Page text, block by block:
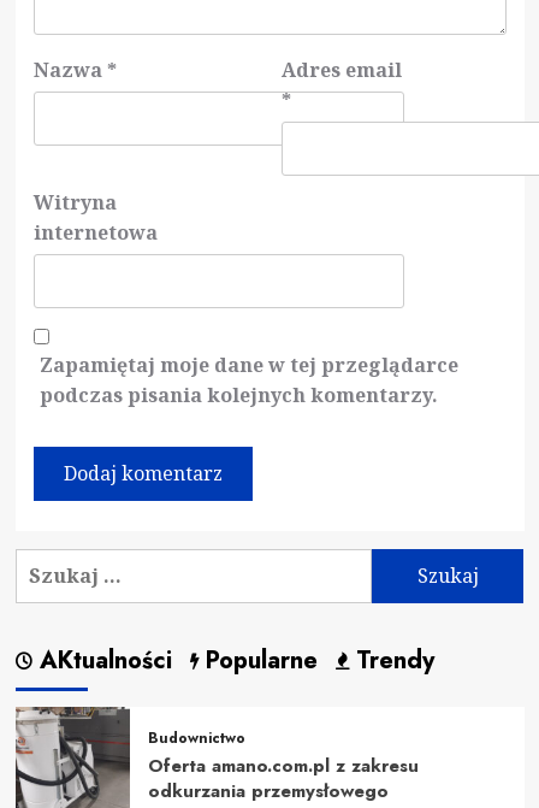
Nazwa *
Adres email
*
Witryna
internetowa
Zapamiętaj moje dane w tej przeglądarce
podczas pisania kolejnych komentarzy.
Szukaj:
AKtualności Popularne Trendy
Budownictwo
Oferta amano.com.pl z zakresu
odkurzania przemysłowego